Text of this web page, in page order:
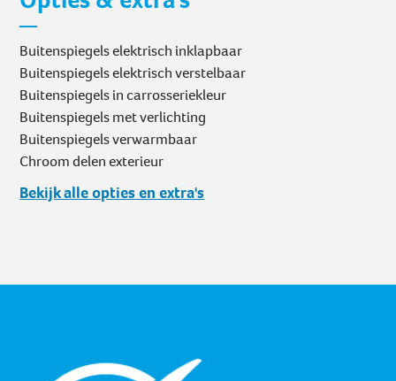
Buitenspiegels elektrisch inklapbaar
Buitenspiegels elektrisch verstelbaar
Buitenspiegels in carrosseriekleur
Buitenspiegels met verlichting
Buitenspiegels verwarmbaar
Chroom delen exterieur
Bekijk alle opties en extra's